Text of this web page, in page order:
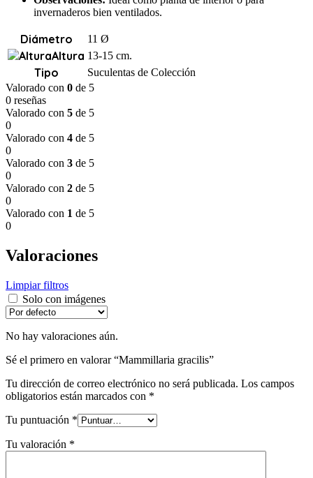
invernaderos bien ventilados.
Diámetro 11 Ø
Altura 13-15 cm.
Tipo
Suculentas de Colección
Valorado con 0 de 5
0 reseñas
Valorado con 5 de 5
0
Valorado con 4 de 5
0
Valorado con 3 de 5
0
Valorado con 2 de 5
0
Valorado con 1 de 5
0
Valoraciones
Limpiar filtros
Solo con imágenes
No hay valoraciones aún.
Sé el primero en valorar “Mammillaria gracilis”
Tu dirección de correo electrónico no será publicada. Los campos
obligatorios están marcados con *
Tu puntuación *
Tu valoración *